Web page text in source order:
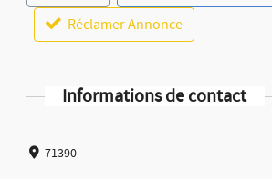
Réclamer Annonce
Informations de contact
71390